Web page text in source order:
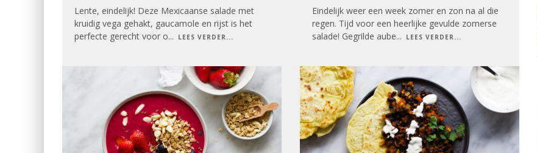
Lente, eindelijk! Deze Mexicaanse salade met
kruidig vega gehakt, gaucamole en rijst is het
perfecte gerecht voor o... LEES VERDER...
Eindelijk weer een week zomer en zon na al die
regen. Tijd voor een heerlijke gevulde zomerse
salade! Gegrilde aube... LEES VERDER...